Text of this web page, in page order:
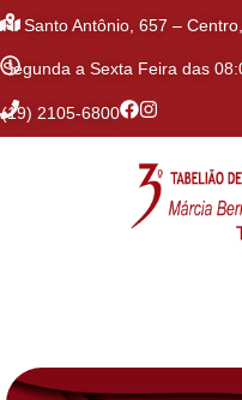
R. Santo Antônio, 657 –
Segunda a Sexta Feira das
(19) 2105-6800